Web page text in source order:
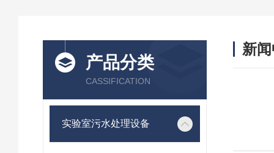
产品分类
CASSIFICATION
实验室污水处理设备
新